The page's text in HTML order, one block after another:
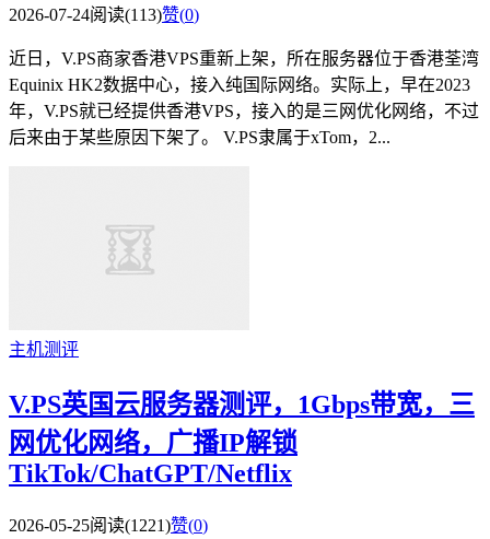
2026-07-24阅读(113)赞(0)
近日，V.PS商家香港VPS重新上架，所在服务器位于香港荃湾
Equinix HK2数据中心，接入纯国际网络。实际上，早在2023
年，V.PS就已经提供香港VPS，接入的是三网优化网络，不过
后来由于某些原因下架了。 V.PS隶属于xTom，2...
主机测评
V.PS英国云服务器测评，1Gbps带宽，三
网优化网络，广播IP解锁
TikTok/ChatGPT/Netflix
2026-05-25阅读(1221)赞(0)